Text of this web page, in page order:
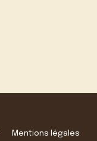
Mentions légales